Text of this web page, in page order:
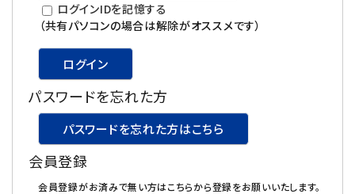
スイーツ
お菓子
酒類
日用品
ログインIDを記憶する
（共有パソコンの場合は解除がオススメです）
ログイン
パスワードを忘れた方
パスワードを忘れた方はこちら
会員登録
会員登録がお済みで無い方はこちらから登録をお願いいたします。